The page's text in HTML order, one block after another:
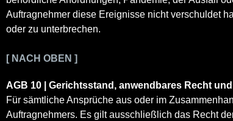
Auftragnehmer diese Ereignisse nicht verschuldet
oder zu unterbrechen.
[ NACH OBEN ]
AGB 10 | Gerichtsstand, anwendbares Recht
Für sämtliche Ansprüche aus oder im
Auftragnehmers. Es gilt ausschließlich das Recht